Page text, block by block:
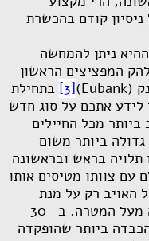
קודם בהכשרת
ניתן להמחשה
המפציצים הראשון
(
Eubank
)
[3] בתחילת
1943: "ברצוני לידע אתכם על סוג חדש
מכל החיילים
ביותר משום
בראש ובראשונה
עם צוותו מטיסים אותו
האויב רק על מנת
לאפשר לו 30 שניות של חופש-פעולה מעל המטרה. ב- 30
ביותר שהופקדה